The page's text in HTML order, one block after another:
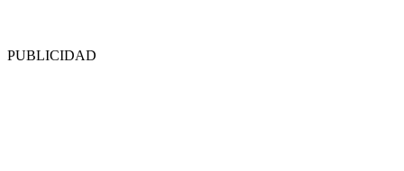
PUBLICIDAD